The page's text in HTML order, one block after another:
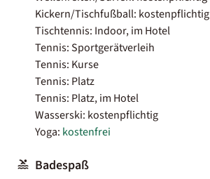
Kickern/Tischfußball: kostenpflichtig
Tischtennis: Indoor, im Hotel
Tennis: Sportgerätverleih
Tennis: Kurse
Tennis: Platz
Tennis: Platz, im Hotel
Wasserski: kostenpflichtig
Yoga: kostenfrei
Badespaß